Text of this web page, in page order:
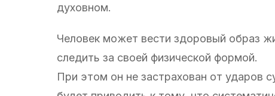
духовном.
Человек может вести здоровый образ
следить за своей физической формой.
При этом он не застрахован от ударов